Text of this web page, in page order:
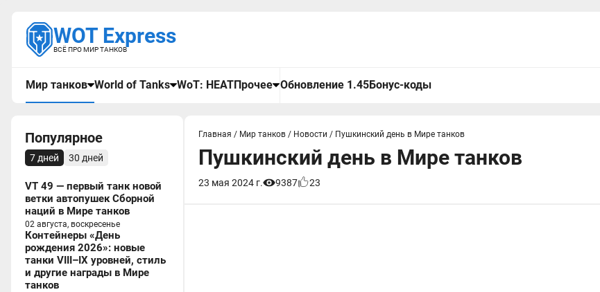
WOT Express
ВСЁ ПРО МИР ТАНКОВ
Мир танков World of Tanks WoT: HEATПрочее Обновление 1.45Бонус-коды
Популярное
7 дней 30 дней
VT 49 — первый танк новой
ветки автопушек Сборной
наций в Мире танков
02 августа, воскресенье
Контейнеры «День
рождения 2026»: новые
танки VIII–IX уровней, стиль
и другие награды в Мире
танков
Главная / Мир танков / Новости / Пушкинский день в Мире танков
Пушкинский день в Мире танков
23 мая 2024 г. 9387 23